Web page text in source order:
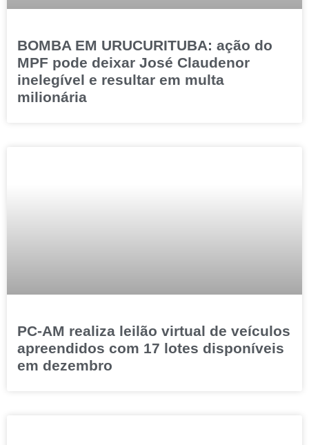
BOMBA EM URUCURITUBA: ação do
MPF pode deixar José Claudenor
inelegível e resultar em multa
milionária
PC-AM realiza leilão virtual de veículos
apreendidos com 17 lotes disponíveis
em dezembro